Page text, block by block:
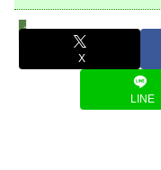
スタッフツアー日誌
X
LINE